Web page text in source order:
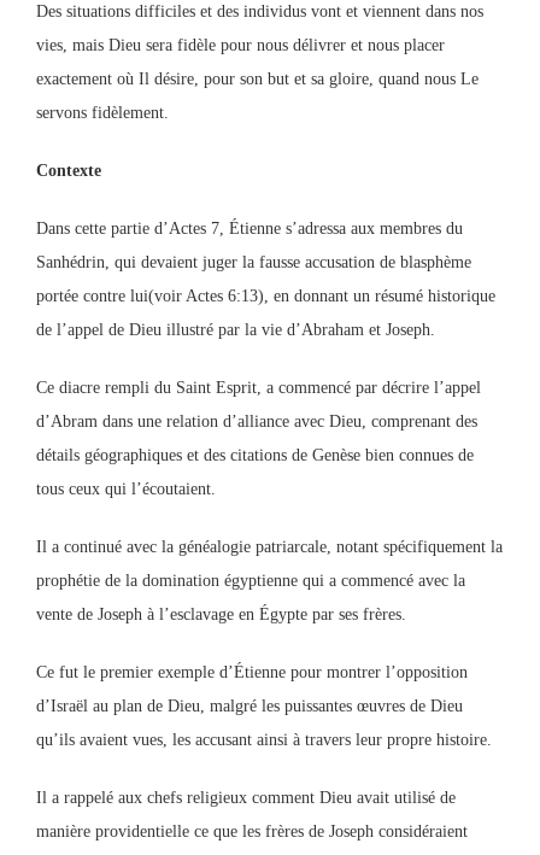
Des situations difficiles et des individus vont et viennent dans nos
vies, mais Dieu sera fidèle pour nous délivrer et nous placer
exactement où Il désire, pour son but et sa gloire, quand nous Le
servons fidèlement.
Contexte
Dans cette partie d’Actes 7, Étienne s’adressa aux membres du
Sanhédrin, qui devaient juger la fausse accusation de blasphème
portée contre lui(voir Actes 6:13), en donnant un résumé historique
de l’appel de Dieu illustré par la vie d’Abraham et Joseph.
Ce diacre rempli du Saint Esprit, a commencé par décrire l’appel
d’Abram dans une relation d’alliance avec Dieu, comprenant des
détails géographiques et des citations de Genèse bien connues de
tous ceux qui l’écoutaient.
Il a continué avec la généalogie patriarcale, notant spécifiquement la
prophétie de la domination égyptienne qui a commencé avec la
vente de Joseph à l’esclavage en Égypte par ses frères.
Ce fut le premier exemple d’Étienne pour montrer l’opposition
d’Israël au plan de Dieu, malgré les puissantes œuvres de Dieu
qu’ils avaient vues, les accusant ainsi à travers leur propre histoire.
Il a rappelé aux chefs religieux comment Dieu avait utilisé de
manière providentielle ce que les frères de Joseph considéraient